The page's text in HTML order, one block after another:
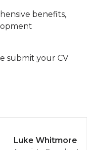
benefits,
submit your CV
Luke Whitmore